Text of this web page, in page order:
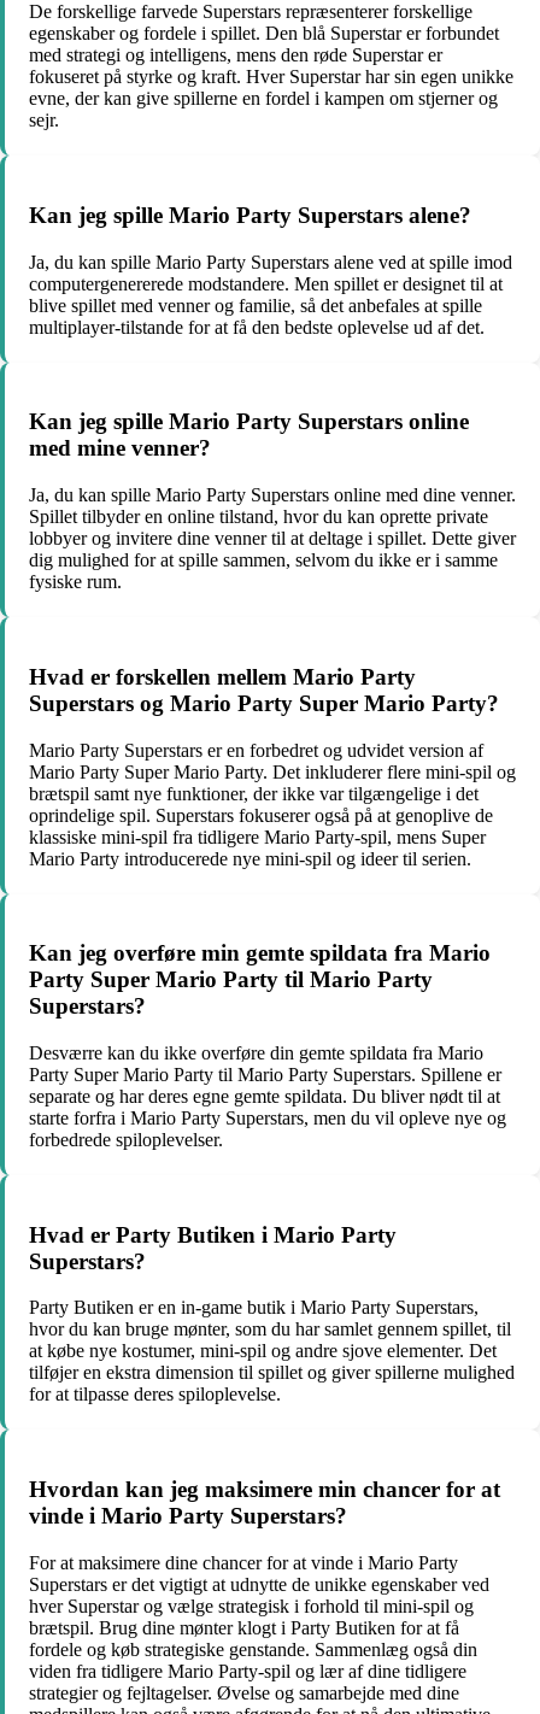
De forskellige farvede Superstars repræsenterer forskellige
egenskaber og fordele i spillet. Den blå Superstar er forbundet
med strategi og intelligens, mens den røde Superstar er
fokuseret på styrke og kraft. Hver Superstar har sin egen unikke
evne, der kan give spillerne en fordel i kampen om stjerner og
sejr.
Kan jeg spille Mario Party Superstars alene?
Ja, du kan spille Mario Party Superstars alene ved at spille imod
computergenererede modstandere. Men spillet er designet til at
blive spillet med venner og familie, så det anbefales at spille
multiplayer-tilstande for at få den bedste oplevelse ud af det.
Kan jeg spille Mario Party Superstars online
med mine venner?
Ja, du kan spille Mario Party Superstars online med dine venner.
Spillet tilbyder en online tilstand, hvor du kan oprette private
lobbyer og invitere dine venner til at deltage i spillet. Dette giver
dig mulighed for at spille sammen, selvom du ikke er i samme
fysiske rum.
Hvad er forskellen mellem Mario Party
Superstars og Mario Party Super Mario Party?
Mario Party Superstars er en forbedret og udvidet version af
Mario Party Super Mario Party. Det inkluderer flere mini-spil og
brætspil samt nye funktioner, der ikke var tilgængelige i det
oprindelige spil. Superstars fokuserer også på at genoplive de
klassiske mini-spil fra tidligere Mario Party-spil, mens Super
Mario Party introducerede nye mini-spil og ideer til serien.
Kan jeg overføre min gemte spildata fra Mario
Party Super Mario Party til Mario Party
Superstars?
Desværre kan du ikke overføre din gemte spildata fra Mario
Party Super Mario Party til Mario Party Superstars. Spillene er
separate og har deres egne gemte spildata. Du bliver nødt til at
starte forfra i Mario Party Superstars, men du vil opleve nye og
forbedrede spiloplevelser.
Hvad er Party Butiken i Mario Party
Superstars?
Party Butiken er en in-game butik i Mario Party Superstars,
hvor du kan bruge mønter, som du har samlet gennem spillet, til
at købe nye kostumer, mini-spil og andre sjove elementer. Det
tilføjer en ekstra dimension til spillet og giver spillerne mulighed
for at tilpasse deres spiloplevelse.
Hvordan kan jeg maksimere min chancer for at
vinde i Mario Party Superstars?
For at maksimere dine chancer for at vinde i Mario Party
Superstars er det vigtigt at udnytte de unikke egenskaber ved
hver Superstar og vælge strategisk i forhold til mini-spil og
brætspil. Brug dine mønter klogt i Party Butiken for at få
fordele og køb strategiske genstande. Sammenlæg også din
viden fra tidligere Mario Party-spil og lær af dine tidligere
strategier og fejltagelser. Øvelse og samarbejde med dine